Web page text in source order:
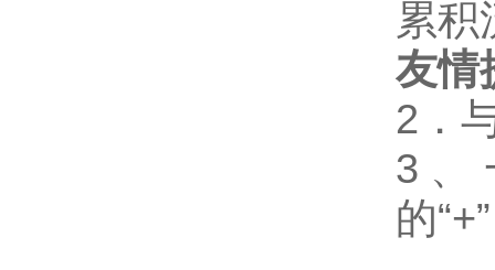
累积
友情
2 ．
3
的“+